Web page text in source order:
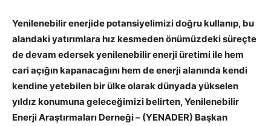
Yenilenebilir enerjide potansiyelimizi doğru kullanıp, bu
alandaki yatırımlara hız kesmeden önümüzdeki süreçte
de devam edersek yenilenebilir enerji üretimi ile hem
cari açığın kapanacağını hem de enerji alanında kendi
kendine yetebilen bir ülke olarak dünyada yükselen
yıldız konumuna geleceğimizi belirten, Yenilenebilir
Enerji Araştırmaları Derneği – (YENADER) Başkan